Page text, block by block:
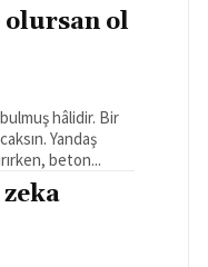
olursan ol
hâlidir. Bir
Yandaş
beton...